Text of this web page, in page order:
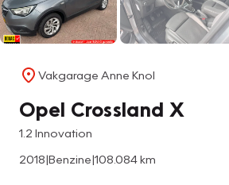
Vakgarage Anne Knol
Opel Crossland X
1.2 Innovation
2018|Benzine|108.084 km